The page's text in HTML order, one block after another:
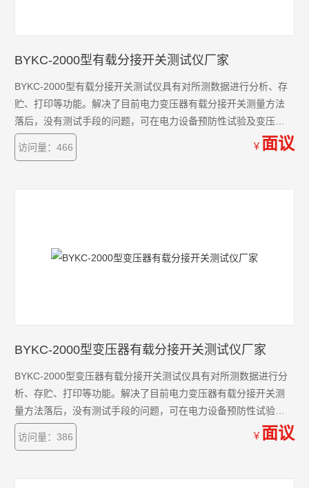
BYKC-2000型有载分接开关测试仪厂家
BYKC-2000型有载分接开关测试仪具有对所测数据进行分析、存
贮、打印等功能。解决了目前电力变压器有载分接开关测量方法
落后，没有测试手段的问题，可在电力设备预防性试验及变压器
大修中及时诊断出有载分接开关的潜在故障，对提高电力系统运
行的可靠性具有重要意义.
访问量：466 ￥ 面议
BYKC-2000型变压器有载分接开关测试仪厂家
BYKC-2000型变压器有载分接开关测试仪具有对所测数据进行分
析、存贮、打印等功能。解决了目前电力变压器有载分接开关测
量方法落后，没有测试手段的问题，可在电力设备预防性试验及
变压器大修中及时诊断出有载分接开关的潜在故障，对提高电力
系统运行的可靠性具有重要意义.
访问量：386 ￥ 面议